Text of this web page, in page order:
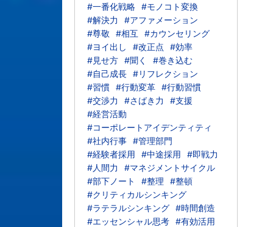
#一番化戦略 #モノコト変換
#解決力
#アファメーション
#尊敬
#相互
#カウンセリング
#ヨイ出し
#改正点
#効率
#見せ方 #聞く
#巻き込む
#自己成長 #リフレクション
#習慣 #行動変革 #行動習慣
#交渉力
#さばき力
#支援
#経営活動
#コーポレートアイデンティティ
#社内行事 #管理部門
#経験者採用
#中途採用
#即戦力
#人間力
#マネジメントサイクル
#部下ノート
#整理
#整頓
#クリティカルシンキング
#ラテラルシンキング #時間創造
#エッセンシャル思考 #有効活用